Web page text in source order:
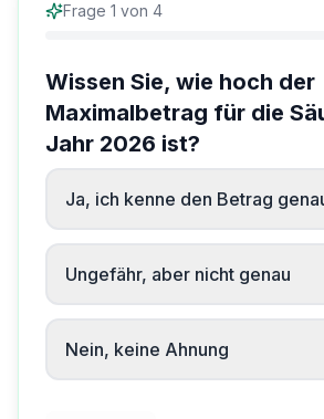
Frage 1 von 4
Wissen Sie, wie hoch der
Maximalbetrag für die
Jahr 2026 ist?
Ja, ich kenne den Betrag
Ungefähr, aber nicht genau
Nein, keine Ahnung